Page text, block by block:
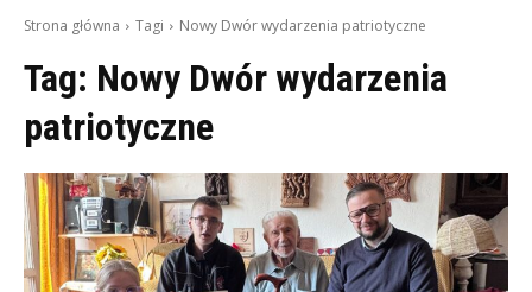
Strona główna Tagi Nowy Dwór wydarzenia patriotyczne
Tag: Nowy Dwór wydarzenia
patriotyczne